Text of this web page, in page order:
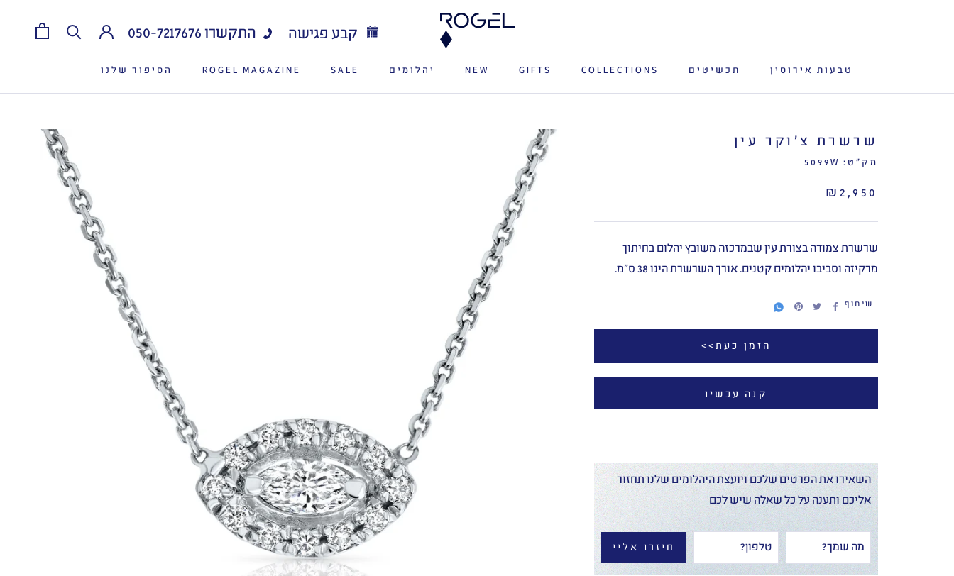
טבעות אירוסין תכשיטים COLLECTIONS
GIFTS
NEW
יהלומים
SALE
ROGEL MAGAZINE
הסיפור שלנו
קבע פגישה התקשרו050-7217676
שרשרת צ׳וקר עין
מק"ט: 5099W
₪2,950
שרשרת צמודה בצורת עין שבמרכזה משובץ יהלום בחיתוך
מרקיזה וסביבו יהלומים קטנים. אורך השרשרת הינו 38 ס״מ.
שיתוף
הזמן כעת>>
קנה עכשיו
השאירו את הפרטים שלכם ויועצת היהלומים שלנו תחזור
אליכם ותענה על כל שאלה שיש לכם
חיזרו אליי